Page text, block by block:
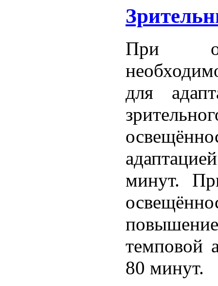
При
для
минут.
повышение
темповой
80 минут.